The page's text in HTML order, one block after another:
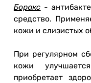
Боракс -
средство.
кожи и слизистых
При регулярном
кожи
приобретает